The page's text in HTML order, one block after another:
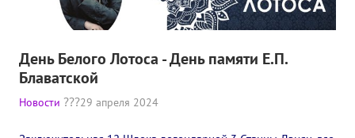
Плейлист "Международный научно-исследовательский
Плейлист "«Тайная Доктрина» Класс онлайн изучения"
День Белого Лотоса - День памяти Е.П.
Блаватской
Новости 29 апреля 2024